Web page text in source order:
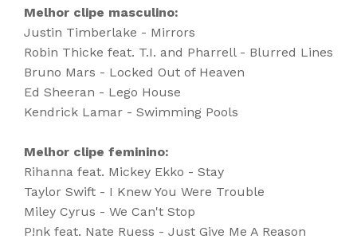
Melhor clipe masculino:
Justin Timberlake - Mirrors
Robin Thicke feat. T.I. and Pharrell - Blurred Lines
Bruno Mars - Locked Out of Heaven
Ed Sheeran - Lego House
Kendrick Lamar - Swimming Pools
Melhor clipe feminino:
Rihanna feat. Mickey Ekko - Stay
Taylor Swift - I Knew You Were Trouble
Miley Cyrus - We Can't Stop
P!nk feat. Nate Ruess - Just Give Me A Reason